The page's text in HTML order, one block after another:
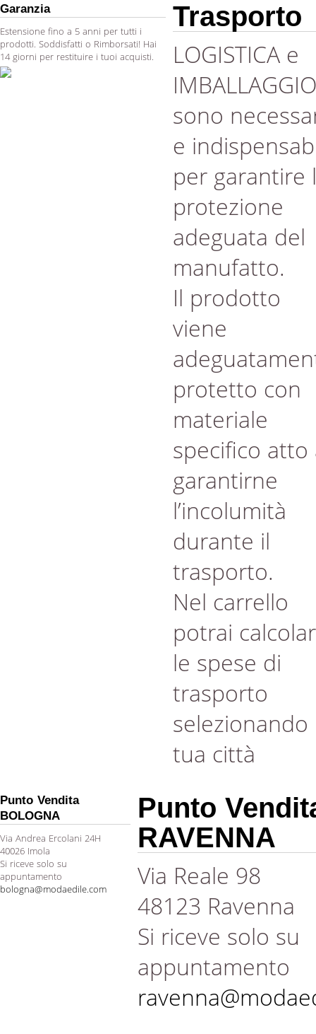
Garanzia
Estensione fino a 5 anni per tutti i
prodotti. Soddisfatti o Rimborsati! Hai
14 giorni per restituire i tuoi acquisti.
Trasporto
LOGISTICA e
IMBALLAGGIO
sono
e
per garantire
protezione
adeguata del
manufatto.
Il prodotto
viene
protetto con
materiale
specifico atto
garantirne
l’incolumità
durante il
trasporto.
Nel carrello
potrai
le spese di
trasporto
selezionando
tua città
Punto Vendita
BOLOGNA
Via Andrea Ercolani 24H
40026 Imola
Si riceve solo su
appuntamento
bologna@modaedile.com
Punto
RAVENNA
Via Reale 98
48123 Ravenna
Si riceve solo su
appuntamento